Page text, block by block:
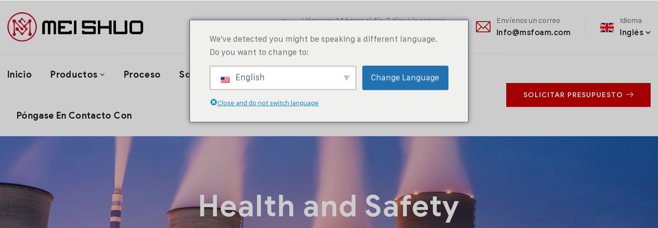
Llámenos 24 horas al día, 7 días a la semana
Envíenos un correo
info@msfoam.com
Idioma
Inglés
Inicio Productos Proceso Solución Noticias Quiénes Somos
Póngase En Contacto Con
SOLICITAR PRESUPUESTO
Health and Safety
We've detected you might be speaking a different language.
Do you want to change to:
English Change Language
Close and do not switch language